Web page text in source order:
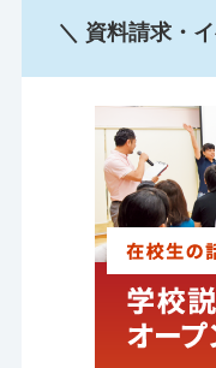
＼ 資料請求・